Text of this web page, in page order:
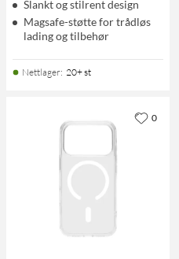
Slankt og stilrent design
Magsafe-støtte for trådløs
lading og tilbehør
Nettlager: 20+ st
0